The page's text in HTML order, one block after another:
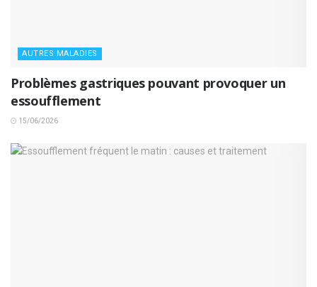
AUTRES MALADIES
Problèmes gastriques pouvant provoquer un
essoufflement
15/06/2026